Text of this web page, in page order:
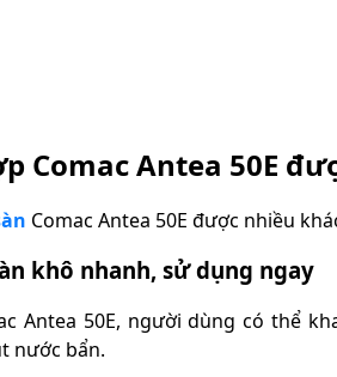
Comac Antea 50E
Comac Antea 50E được nhiều
khô nhanh, sử dụng ngay
Antea 50E, người dùng có thể
nước bẩn.